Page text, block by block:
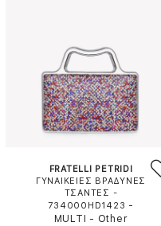
FRATELLI PETRIDI
ΓΥΝΑΙΚΕΙΕΣ ΒΡΑΔΥΝΕΣ
ΤΣΑΝΤΕΣ -
734000HD1423 -
MULTI
- Other